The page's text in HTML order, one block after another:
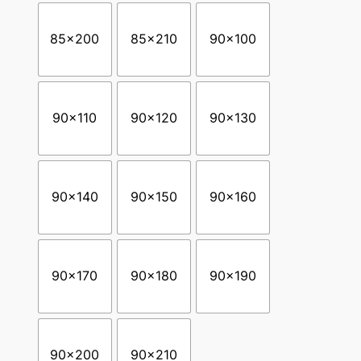
85×200 85×210 90×100
90×110 90×120 90×130
90×140 90×150 90×160
90×170 90×180 90×190
90×200 90×210